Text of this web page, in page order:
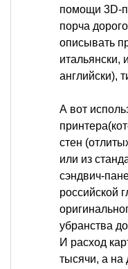
помощи 3D-
порча
описывать
итальянски,
английски),
А вот
стен
или из
сэндвич-
российской
убранства
И расход
тысячи, а на